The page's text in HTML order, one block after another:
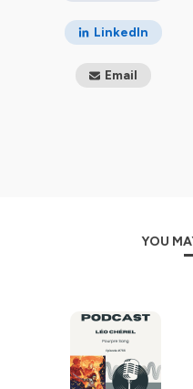
confidentialite
pour plus
LinkedIn
Email
YOU